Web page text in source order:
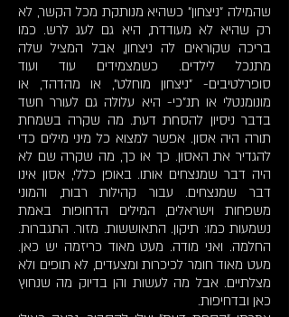
שהמילה "ניצחון" כשהיא מנותקת מכל הקשר, לא
רק שהיא לא מעודדת, היא גם לעג לרש. כמו
בריכה שקוראים לה ניצחון, אבל המציל שלה
מתנכל לילדים. כשמצמידים עוד ועוד
סופרלטיבים- "ניצחון מוחלט", או מהדהד, או
מונומנטלי או תנ"כי- היא עלולה גם לעורר חשד
בדבר ניסיון להסחת דעת. מה שקרה בשמחת
תורה היה אסון. אפשר למצוא כל מיני מילים כדי
להגדיר את האסון. כך או כך, מה שקרה שם לא
היה דבר שמנצחים אותו. באופן כללי, אסון אינו
דבר שמנצחים. עבור קהילות רבות, והמוני
משפחות וישראלים, המילים הדחופות באמת
נשמעות כמו: תיקון. התאוששות. מזור. התגברות.
החלמה. ואני מודה. מעט מאוד כריזמה יש כאן.
מעט מאוד חומר לכיכרות ומצעדים, לא תופים ולא
מצלתיים. אבל מה לעשות והן בדיוק מה שנחוץ
כאן ובדחיפות.